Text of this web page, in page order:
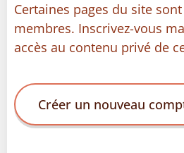
Certaines pages du site
membres. Inscrivez-vous
accès au contenu privé de
Créer un nouveau